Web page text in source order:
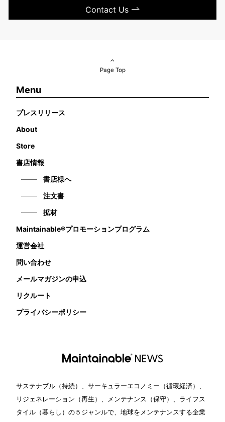
Contact Us
Page Top
Menu
プレスリリース
About
Store
書店情報
書店様へ
注文書
拡材
Maintainable®プロモーションプログラム
運営会社
問い合わせ
メールマガジンの申込
リクルート
プライバシーポリシー
サステナブル（持続）、サーキュラーエコノミー（循環経済）、
リジェネレーション（再生）、メンテナンス（保守）、ライフス
タイル（暮らし）の５ジャンルで、地球をメンテナンスする企業